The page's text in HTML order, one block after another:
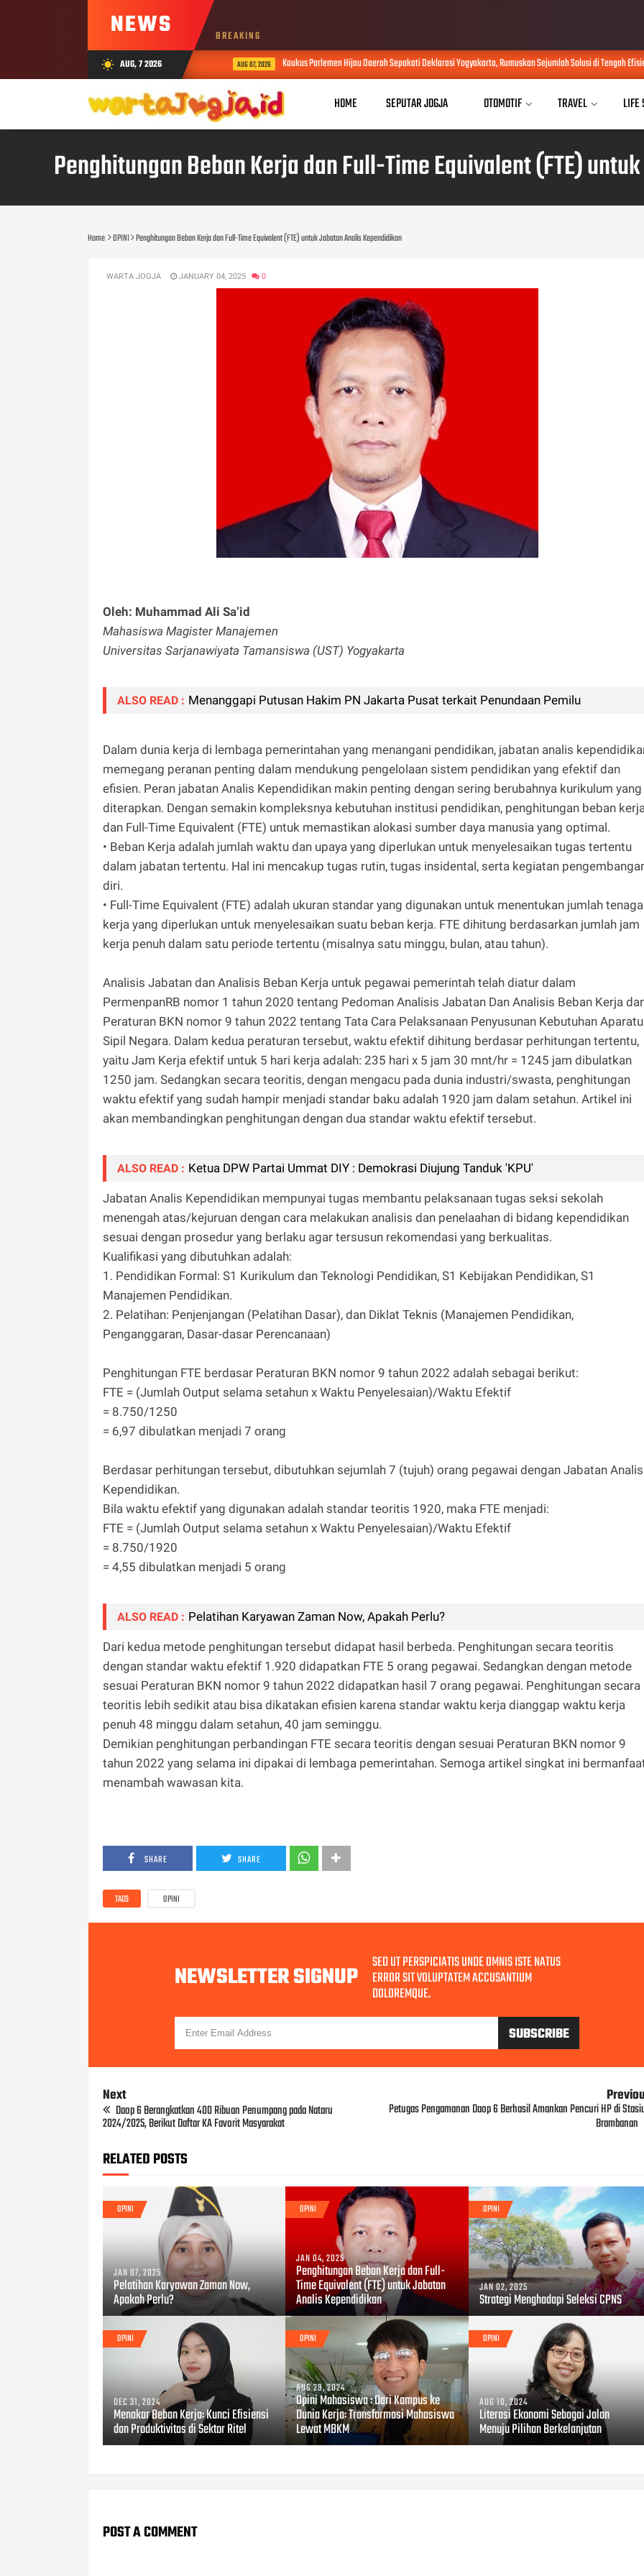
NEWS BREAKING
wb_sunny AUG, 7 2026 AUG 07, 2026 Kaukus Parlemen Hijau Daerah Sepakati Deklarasi Yogyakarta, Rumuskan Sejumlah Solusi di Tengah
HOME SEPUTAR JOGJA OTOMOTIF TRAVEL LIFE
Penghitungan Beban Kerja dan Full-Time Equivalent (FTE)
Home OPINI Penghitungan Beban Kerja dan Full-Time Equivalent (FTE) untuk Jabatan Analis Kependidikan
WARTA JOGJA JANUARY 04, 2025 0
Oleh: Muhammad Ali Sa’id
Mahasiswa Magister Manajemen
Universitas Sarjanawiyata Tamansiswa (UST) Yogyakarta
ALSO READ : Menanggapi Putusan Hakim PN Jakarta Pusat terkait Penundaan Pemilu
Dalam dunia kerja di lembaga pemerintahan yang menangani pendidikan, jabatan analis
memegang peranan penting dalam mendukung pengelolaan sistem pendidikan yang efektif dan
efisien. Peran jabatan Analis Kependidikan makin penting dengan sering berubahnya kurikulum yang
diterapkan. Dengan semakin kompleksnya kebutuhan institusi pendidikan, penghitungan beban
dan Full-Time Equivalent (FTE) untuk memastikan alokasi sumber daya manusia yang optimal.
• Beban Kerja adalah jumlah waktu dan upaya yang diperlukan untuk menyelesaikan tugas tertentu
dalam jabatan tertentu. Hal ini mencakup tugas rutin, tugas insidental, serta kegiatan
diri.
• Full-Time Equivalent (FTE) adalah ukuran standar yang digunakan untuk menentukan jumlah tenaga
kerja yang diperlukan untuk menyelesaikan suatu beban kerja. FTE dihitung berdasarkan jumlah jam
kerja penuh dalam satu periode tertentu (misalnya satu minggu, bulan, atau tahun).
Analisis Jabatan dan Analisis Beban Kerja untuk pegawai pemerintah telah diatur dalam
PermenpanRB nomor 1 tahun 2020 tentang Pedoman Analisis Jabatan Dan Analisis Beban Kerja
Peraturan BKN nomor 9 tahun 2022 tentang Tata Cara Pelaksanaan Penyusunan Kebutuhan
Sipil Negara. Dalam kedua peraturan tersebut, waktu efektif dihitung berdasar perhitungan tertentu,
yaitu Jam Kerja efektif untuk 5 hari kerja adalah: 235 hari x 5 jam 30 mnt/hr = 1245 jam dibulatkan
1250 jam. Sedangkan secara teoritis, dengan mengacu pada dunia industri/swasta, penghitungan
waktu efektif yang sudah hampir menjadi standar baku adalah 1920 jam dalam setahun. Artikel ini
akan membandingkan penghitungan dengan dua standar waktu efektif tersebut.
ALSO READ : Ketua DPW Partai Ummat DIY : Demokrasi Diujung Tanduk 'KPU'
Jabatan Analis Kependidikan mempunyai tugas membantu pelaksanaan tugas seksi sekolah
menengah atas/kejuruan dengan cara melakukan analisis dan penelaahan di bidang kependidikan
sesuai dengan prosedur yang berlaku agar tersusun rekomendasi yang berkualitas.
Kualifikasi yang dibutuhkan adalah:
1. Pendidikan Formal: S1 Kurikulum dan Teknologi Pendidikan, S1 Kebijakan Pendidikan, S1
Manajemen Pendidikan.
2. Pelatihan: Penjenjangan (Pelatihan Dasar), dan Diklat Teknis (Manajemen Pendidikan,
Penganggaran, Dasar-dasar Perencanaan)
Penghitungan FTE berdasar Peraturan BKN nomor 9 tahun 2022 adalah sebagai berikut:
FTE = (Jumlah Output selama setahun x Waktu Penyelesaian)/Waktu Efektif
= 8.750/1250
= 6,97 dibulatkan menjadi 7 orang
Berdasar perhitungan tersebut, dibutuhkan sejumlah 7 (tujuh) orang pegawai dengan Jabatan Analis
Kependidikan.
Bila waktu efektif yang digunakan adalah standar teoritis 1920, maka FTE menjadi:
FTE = (Jumlah Output selama setahun x Waktu Penyelesaian)/Waktu Efektif
= 8.750/1920
= 4,55 dibulatkan menjadi 5 orang
ALSO READ : Pelatihan Karyawan Zaman Now, Apakah Perlu?
Dari kedua metode penghitungan tersebut didapat hasil berbeda. Penghitungan secara teoritis
dengan standar waktu efektif 1.920 didapatkan FTE 5 orang pegawai. Sedangkan dengan metode
sesuai Peraturan BKN nomor 9 tahun 2022 didapatkan hasil 7 orang pegawai. Penghitungan secara
teoritis lebih sedikit atau bisa dikatakan efisien karena standar waktu kerja dianggap waktu kerja
penuh 48 minggu dalam setahun, 40 jam seminggu.
Demikian penghitungan perbandingan FTE secara teoritis dengan sesuai Peraturan BKN nomor 9
tahun 2022 yang selama ini dipakai di lembaga pemerintahan. Semoga artikel singkat ini
menambah wawasan kita.
SHARE SHARE
TAGS OPINI
NEWSLETTER SIGNUP SED UT PERSPICIATIS UNDE OMNIS ISTE NATUS
ERROR SIT VOLUPTATEM ACCUSANTIUM
DOLOREMQUE.
Next
Daop 6 Berangkatkan 400 Ribuan Penumpang pada Nataru
2024/2025, Berikut Daftar KA Favorit Masyarakat
Petugas Pengamanan Daop 6 Berhasil Amankan Pencuri HP di
Brambanan
RELATED POSTS
OPINI
JAN 07, 2025
Pelatihan Karyawan Zaman Now,
Apakah Perlu?
OPINI
JAN 04, 2025
Penghitungan Beban Kerja dan Full-
Time Equivalent (FTE) untuk Jabatan
Analis Kependidikan
OPINI
JAN 02, 2025
Strategi Menghadapi Seleksi CPNS
OPINI
DEC 31, 2024
Menakar Beban Kerja: Kunci Efisiensi
dan Produktivitas di Sektor Ritel
OPINI
AUG 29, 2024
Opini Mahasiswa : Dari Kampus ke
Dunia Kerja: Transformasi Mahasiswa
Lewat MBKM
OPINI
AUG 10, 2024
Literasi Ekonomi Sebagai Jalan
Menuju Pilihan Berkelanjutan
POST A COMMENT